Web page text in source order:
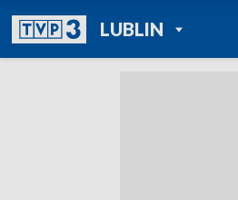
LUBLINPOWRÓT DO
TVP REGIONY